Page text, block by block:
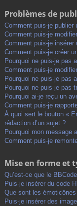
Problèmes de
Comment puis-je publier
Comment puis-je
Comment puis-je
Comment puis-je créer
Pourquoi ne puis-je pas
Comment puis-je
Pourquoi ne puis-je pas
Pourquoi ne puis-je pas
Pourquoi ai-je reçu un
Comment puis-je
À quoi sert le bouton «
rédaction d’un sujet ?
Pourquoi mon message
Comment puis-je
Mise en forme et
Qu’est-ce que le
Puis-je insérer du code
Que sont les
Puis-je insérer des